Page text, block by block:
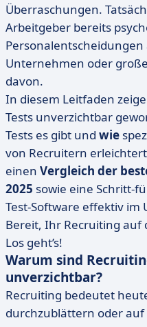
Überraschungen.
Arbeitgeber bereits
Personalentscheidungen
Unternehmen oder
davon.
In diesem Leitfaden
Tests unverzichtbar
Tests es gibt und wie
von Recruitern
einen Vergleich der
2025 sowie eine Schritt-
Test-Software effektiv
Bereit, Ihr Recruiting auf
Los geht’s!
Warum sind
unverzichtbar?
Recruiting bedeutet
durchzublättern oder